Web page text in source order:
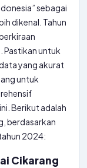
sebagai
dikenal. Tahun
Pastikan untuk
yang akurat
untuk
Berikut adalah
berdasarkan
2024:
Cikarang